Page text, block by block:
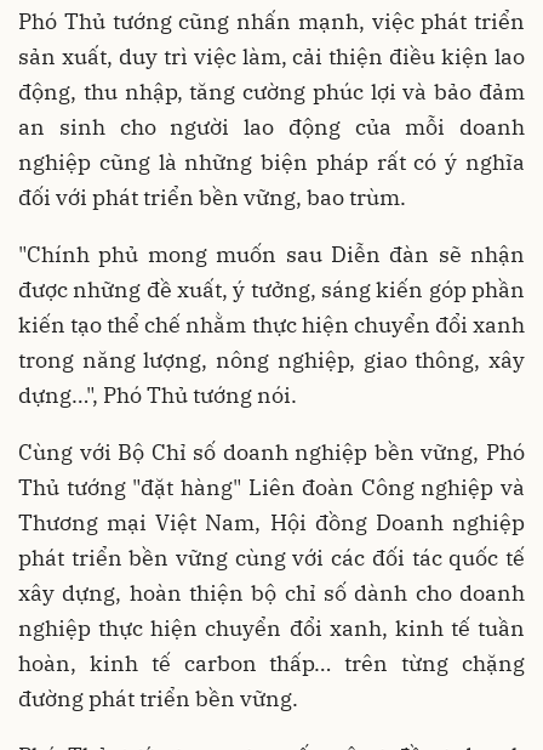
Phó Thủ tướng cũng nhấn mạnh, việc phát triển
sản xuất, duy trì việc làm, cải thiện điều kiện lao
động, thu nhập, tăng cường phúc lợi và bảo đảm
an sinh cho người lao động của mỗi doanh
nghiệp cũng là những biện pháp rất có ý nghĩa
đối với phát triển bền vững, bao trùm.
"Chính phủ mong muốn sau Diễn đàn sẽ nhận
được những đề xuất, ý tưởng, sáng kiến góp phần
kiến tạo thể chế nhằm thực hiện chuyển đổi xanh
trong năng lượng, nông nghiệp, giao thông, xây
dựng…", Phó Thủ tướng nói.
Cùng với Bộ Chỉ số doanh nghiệp bền vững, Phó
Thủ tướng "đặt hàng" Liên đoàn Công nghiệp và
Thương mại Việt Nam, Hội đồng Doanh nghiệp
phát triển bền vững cùng với các đối tác quốc tế
xây dựng, hoàn thiện bộ chỉ số dành cho doanh
nghiệp thực hiện chuyển đổi xanh, kinh tế tuần
hoàn, kinh tế carbon thấp… trên từng chặng
đường phát triển bền vững.